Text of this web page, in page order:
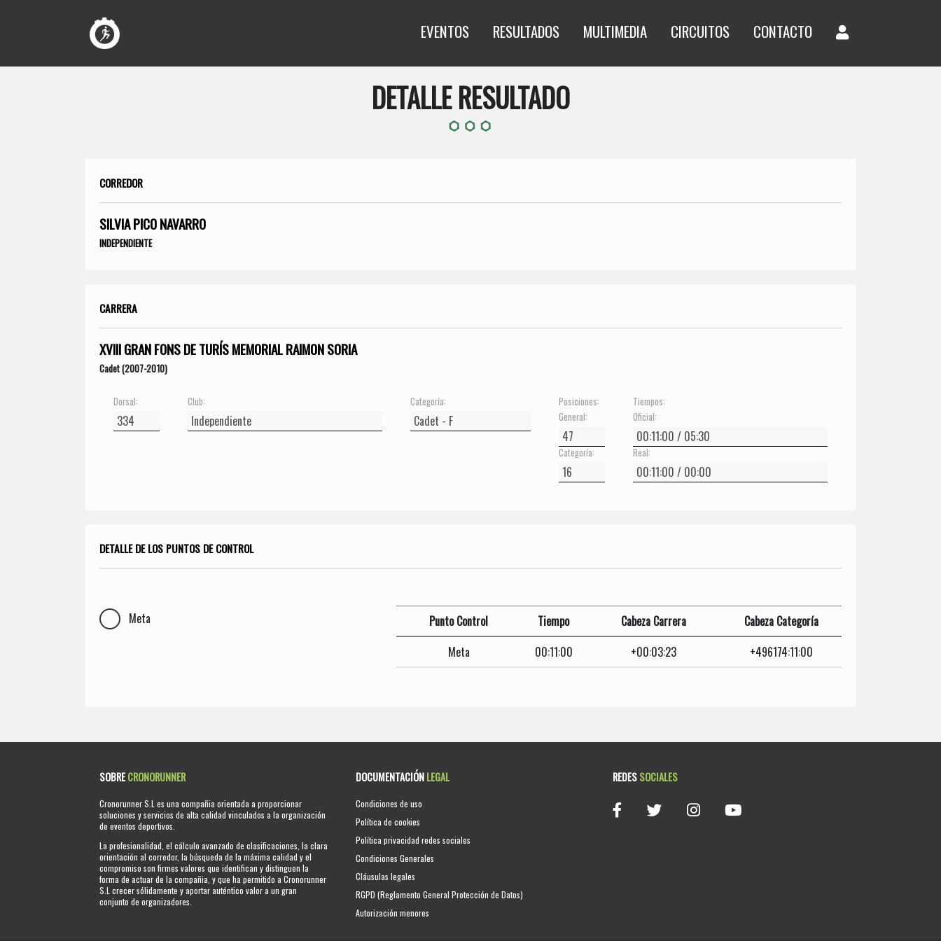
EVENTOS RESULTADOS MULTIMEDIA CIRCUITOS CONTACTO
DETALLE RESULTADO
CORREDOR
SILVIA PICO NAVARRO
INDEPENDIENTE
CARRERA
XVIII GRAN FONS DE TURÍS MEMORIAL RAIMON SORIA
Cadet (2007-2010)
Dorsal: Club: Categoría:
Posiciones:
General:
Categoría:
Tiempos:
Oficial:
Real:
DETALLE DE LOS PUNTOS DE CONTROL
Meta Punto Control Tiempo Cabeza Carrera
Cabeza Categoría
Meta
00:11:00 +00:03:23 +496174:11:00
SOBRECRONORUNNER
Cronorunner S.L es una compañia orientada a proporcionar
soluciones y servicios de alta calidad vinculados a la organización
de eventos deportivos.
La profesionalidad, el cálculo avanzado de clasificaciones, la clara
orientación al corredor, la búsqueda de la máxima calidad y el
compromiso son firmes valores que identifican y distinguen la
forma de actuar de la compañia, y que ha permitido a Cronorunner
S.L crecer sólidamente y aportar auténtico valor a un gran
conjunto de organizadores.
DOCUMENTACIÓNLEGAL
Condiciones de uso
Política de cookies
Política privacidad redes sociales
Condiciones Generales
Cláusulas legales
RGPD (Reglamento General Protección de Datos)
Autorización menores
REDESSOCIALES